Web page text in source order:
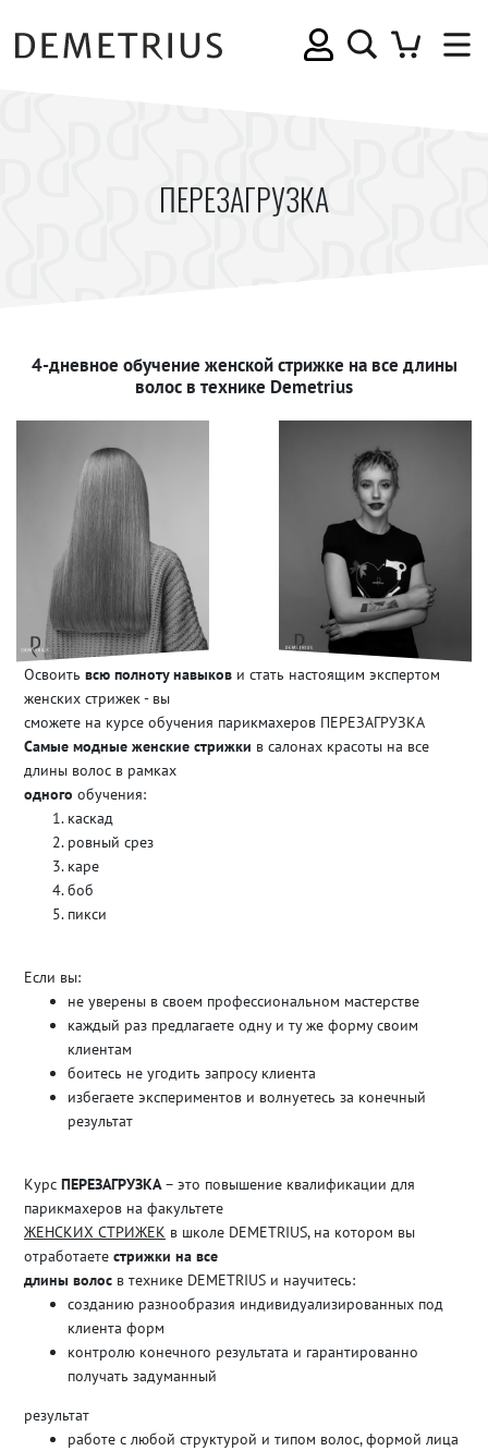
ПЕРЕЗАГРУЗКА
4-дневное обучение женской стрижке на все длины
волос в технике Demetrius
Освоить всю полноту навыков и стать настоящим экспертом
женских стрижек - вы
сможете на курсе обучения парикмахеров ПЕРЕЗАГРУЗКА
Самые модные женские стрижки в салонах красоты на все
длины волос в рамках
одного обучения:
каскад
ровный срез
каре
боб
пикси
Если вы:
не уверены в своем профессиональном мастерстве
каждый раз предлагаете одну и ту же форму своим
клиентам
боитесь не угодить запросу клиента
избегаете экспериментов и волнуетесь за конечный
результат
Курс ПЕРЕЗАГРУЗКА – это повышение квалификации для
парикмахеров на факультете
ЖЕНСКИХ СТРИЖЕК в школе DEMETRIUS, на котором вы
отработаете стрижки на все
длины волос в технике DEMETRIUS и научитесь:
созданию разнообразия индивидуализированных под
клиента форм
контролю конечного результата и гарантированно
получать задуманный
результат
работе с любой структурой и типом волос, формой лица